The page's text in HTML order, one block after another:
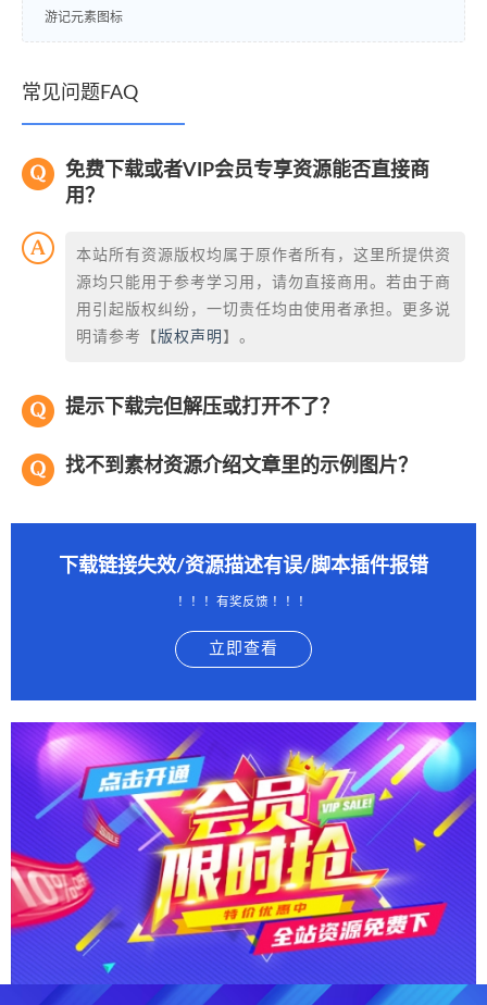
游记元素图标
常见问题FAQ
免费下载或者VIP会员专享资源能否直接商
用？
本站所有资源版权均属于原作者所有，这里所提供资
源均只能用于参考学习用，请勿直接商用。若由于商
用引起版权纠纷，一切责任均由使用者承担。更多说
明请参考【 版权声明 】。
提示下载完但解压或打开不了？
找不到素材资源介绍文章里的示例图片？
下载链接失效/资源描述有误/脚本插件报错
！！！有奖反馈 ！！！
立即查看